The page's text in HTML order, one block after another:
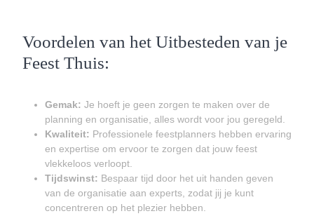
Voordelen van het Uitbesteden van je
Feest Thuis:
Gemak: Je hoeft je geen zorgen te maken over de
planning en organisatie, alles wordt voor jou geregeld.
Kwaliteit: Professionele feestplanners hebben ervaring
en expertise om ervoor te zorgen dat jouw feest
vlekkeloos verloopt.
Tijdswinst: Bespaar tijd door het uit handen geven
van de organisatie aan experts, zodat jij je kunt
concentreren op het plezier hebben.